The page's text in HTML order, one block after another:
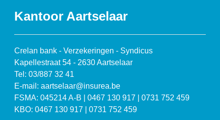
Kantoor Aartselaar
Crelan bank - Verzekeringen - Syndicus
Kapellestraat 54 - 2630 Aartselaar
Tel: 03/887 32 41
E-mail: aartselaar@insurea.be
FSMA: 045214 A-B | 0467 130 917 | 0731 752 459
KBO: 0467 130 917 | 0731 752 459